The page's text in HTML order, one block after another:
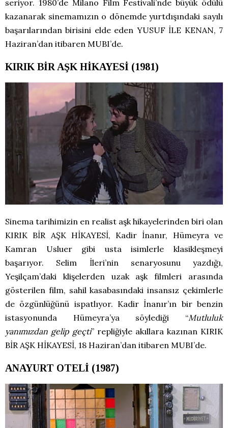
seriyor. 1980’de Milano Film Festivali’nde büyük ödülü
kazanarak sinemamızın o dönemde yurtdışındaki sayılı
başarılarından birisini elde eden YUSUF İLE KENAN, 7
Haziran’dan itibaren MUBI’de.
KIRIK BİR AŞK HİKAYESİ (1981)
Sinema tarihimizin en realist aşk hikayelerinden biri olan
KIRIK BİR AŞK HİKAYESİ, Kadir İnanır, Hümeyra ve
Kamran Usluer gibi usta isimlerle klasikleşmeyi
başarıyor. Selim İleri’nin senaryosunu yazdığı,
Yeşilçam’daki klişelerden uzak aşk filmleri arasında
gösterilen film, sahil kasabasındaki insansız çekimlerle
de özgünlüğünü ispatlıyor. Kadir İnanır’ın bir benzin
istasyonunda Hümeyra’ya söylediği “Mutluluk
yanımızdan gelip geçti” repliğiyle akıllara kazınan KIRIK
BİR AŞK HİKAYESİ, 18 Haziran’dan itibaren MUBI’de.
ANAYURT OTELİ (1987)